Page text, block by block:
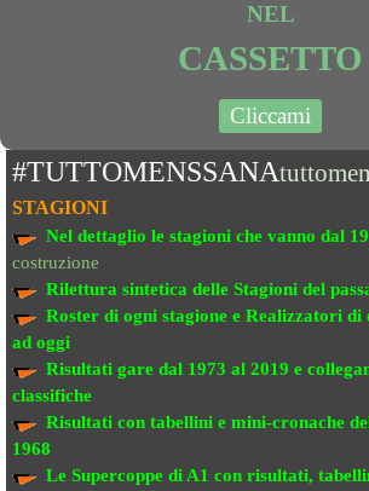
NEL
CASSETTO
Cliccami
#TUTTOMENSSANA
STAGIONI
Nel dettaglio le stagioni che vanno dal
costruzione
Rilettura sintetica delle Stagioni del
Roster di ogni stagione e Realizzatori di
ad oggi
Risultati gare dal 1973 al 2019 e
classifiche
Risultati con tabellini e mini-cronache
1968
Le Supercoppe di A1 con risultati,